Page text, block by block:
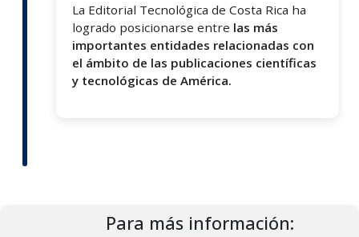
La Editorial Tecnológica de Costa Rica ha
logrado posicionarse entre las más
importantes entidades relacionadas con
el ámbito de las publicaciones científicas
y tecnológicas de América.
Para más información: